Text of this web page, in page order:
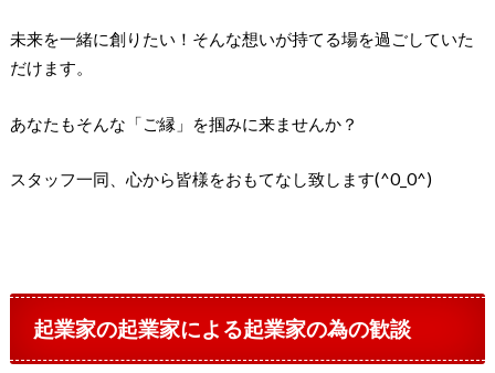
未来を一緒に創りたい！そんな想いが持てる場を過ごしていた
だけます。
あなたもそんな「ご縁」を掴みに来ませんか？
スタッフ一同、心から皆様をおもてなし致します(^0_0^)
起業家の起業家による起業家の為の歓談